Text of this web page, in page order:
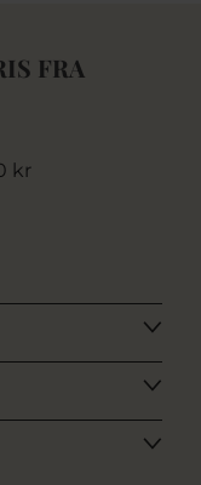
FRA
kr